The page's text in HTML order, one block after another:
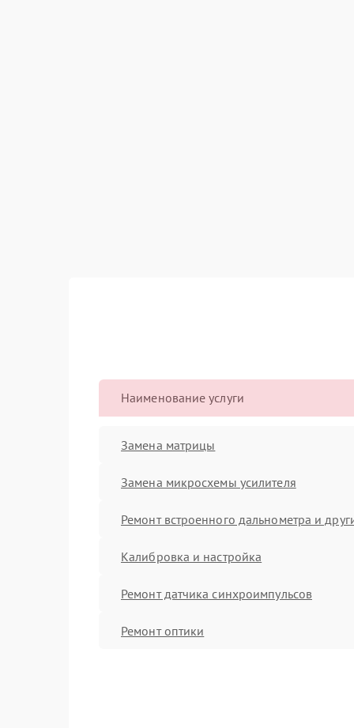
Наименование услуги
Замена матрицы
Замена микросхемы усилителя
Ремонт встроенного дальнометра и
Калибровка и настройка
Ремонт датчика синхроимпульсов
Ремонт оптики